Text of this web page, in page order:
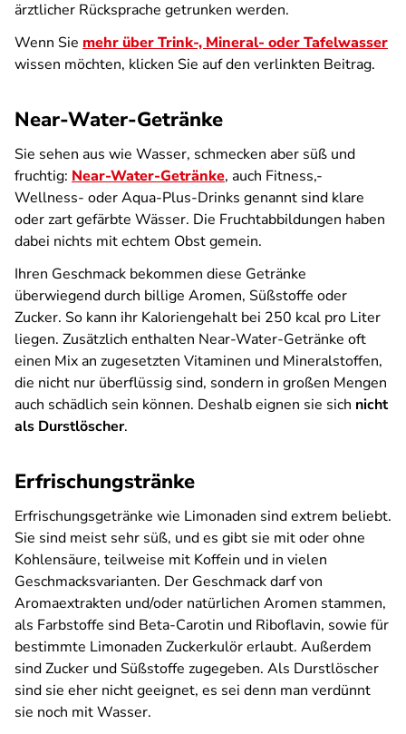
ärztlicher Rücksprache getrunken werden.
Wenn Sie mehr über Trink-, Mineral- oder Tafelwasser
wissen möchten, klicken Sie auf den verlinkten Beitrag.
Near-Water-Getränke
Sie sehen aus wie Wasser, schmecken aber süß und
fruchtig: Near-Water-Getränke, auch Fitness,-
Wellness- oder Aqua-Plus-Drinks genannt sind klare
oder zart gefärbte Wässer. Die Fruchtabbildungen haben
dabei nichts mit echtem Obst gemein.
Ihren Geschmack bekommen diese Getränke
überwiegend durch billige Aromen, Süßstoffe oder
Zucker. So kann ihr Kaloriengehalt bei 250 kcal pro Liter
liegen. Zusätzlich enthalten Near-Water-Getränke oft
einen Mix an zugesetzten Vitaminen und Mineralstoffen,
die nicht nur überflüssig sind, sondern in großen Mengen
auch schädlich sein können. Deshalb eignen sie sich nicht
als Durstlöscher.
Erfrischungstränke
Erfrischungsgetränke wie Limonaden sind extrem beliebt.
Sie sind meist sehr süß, und es gibt sie mit oder ohne
Kohlensäure, teilweise mit Koffein und in vielen
Geschmacksvarianten. Der Geschmack darf von
Aromaextrakten und/oder natürlichen Aromen stammen,
als Farbstoffe sind Beta-Carotin und Riboflavin, sowie für
bestimmte Limonaden Zuckerkulör erlaubt. Außerdem
sind Zucker und Süßstoffe zugegeben. Als Durstlöscher
sind sie eher nicht geeignet, es sei denn man verdünnt
sie noch mit Wasser.